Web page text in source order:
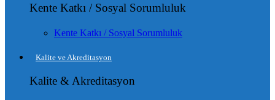
Kente Katkı / Sosyal Sorumluluk
Kente Katkı / Sosyal Sorumluluk
Kalite ve Akreditasyon
Kalite & Akreditasyon